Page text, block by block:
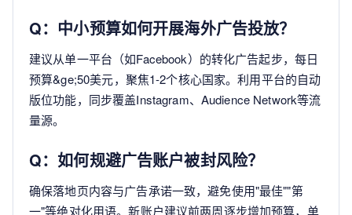
Q：中小预算如何开展海外广告投放？
建议从单一平台（如Facebook）的转化广告起步，每日
预算&ge;50美元，聚焦1-2个核心国家。利用平台的自动
版位功能，同步覆盖Instagram、Audience Network等流
量源。
Q：如何规避广告账户被封风险？
确保落地页内容与广告承诺一致，避免使用"最佳""第
一"等绝对化用语。新账户建议前两周逐步增加预算，单